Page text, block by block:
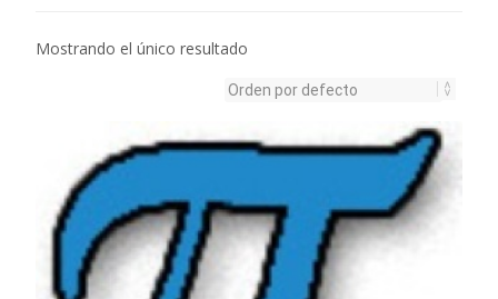
Mostrando el único resultado